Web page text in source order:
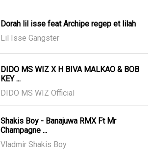
Dorah lil isse feat Archipe regep et lilah
Lil Isse Gangster
DIDO MS WIZ X H BIVA MALKAO & BOB
KEY ...
DIDO MS WIZ Official
Shakis Boy - Banajuwa RMX Ft Mr
Champagne ...
Vladmir Shakis Boy